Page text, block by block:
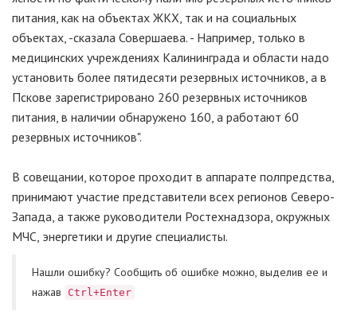
питания, как на объектах ЖКХ, так и на социальных
объектах, -сказала Совершаева. - Например, только в
медицинских учреждениях Калининграда и области надо
установить более пятидесяти резервных источников, а в
Пскове зарегистрировано 260 резервных источников
питания, в наличии обнаружено 160, а работают 60
резервных источников".
В совещании, которое проходит в аппарате полпредства,
принимают участие представители всех регионов Северо-
Запада, а также руководители Ростехнадзора, окружных
МЧС, энергетики и другие специалисты.
Нашли ошибку? Cообщить об ошибке можно, выделив ее и
нажав
Ctrl+Enter